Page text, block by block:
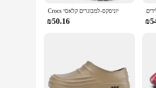
**Ease of Maintenance**
The leather material ensures that
Crocs יוניסקס-למבוגרים קלאסי
₪50.16